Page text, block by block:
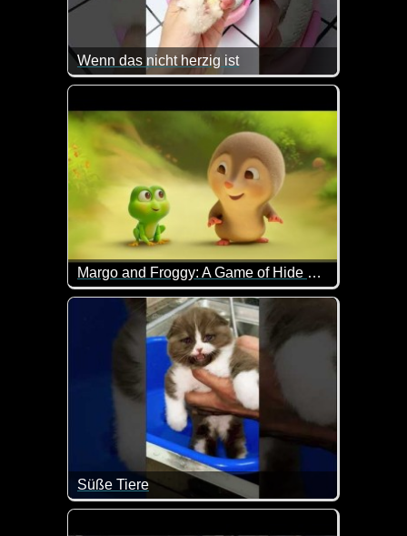
Wenn das nicht herzig ist
Kaum zu glauben wie mini klein das Tierchen war.
Margo and Froggy: A Game of Hide and Seek
Wenn das nicht super lieb ist...
Süße Tiere
Wenn diese Tiere nicht total lieb sind.